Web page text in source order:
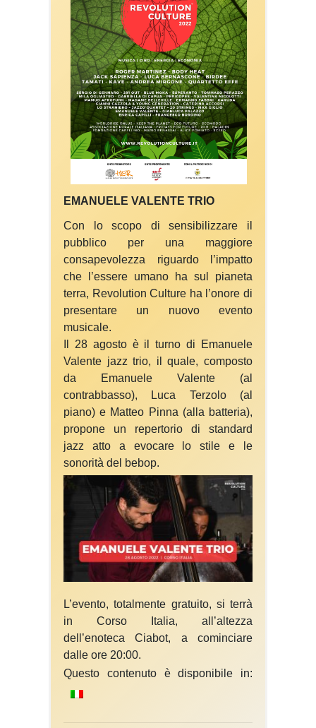
EMANUELE VALENTE TRIO
Con lo scopo di sensibilizzare il
pubblico per una maggiore
consapevolezza riguardo l’impatto
che l’essere umano ha sul pianeta
terra, Revolution Culture ha l’onore di
presentare un nuovo evento
musicale.
Il 28 agosto è il turno di Emanuele
Valente jazz trio, il quale, composto
da Emanuele Valente (al
contrabbasso), Luca Terzolo (al
piano) e Matteo Pinna (alla batteria),
propone un repertorio di standard
jazz atto a evocare lo stile e le
sonorità del bebop.
L’evento, totalmente gratuito, si terrà
in Corso Italia, all’altezza
dell’enoteca Ciabot, a cominciare
dalle ore 20:00.
Questo contenuto è disponibile in: